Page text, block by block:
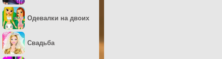
Одевалки на двоих
Свадьба